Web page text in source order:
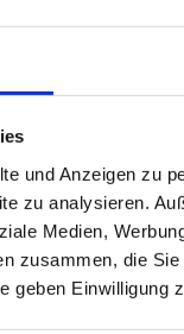
und Anzeigen zu
zu analysieren.
Medien,
zusammen, die
geben Einwilligung
konkret aussehen?
Systemausfall das
schnell an
der wahre
klassischer
eine schnelle und